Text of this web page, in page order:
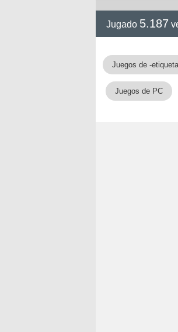
Jugado 5.187
Juegos de -
Juegos de PC